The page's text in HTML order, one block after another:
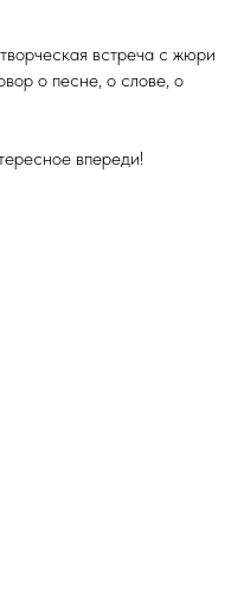
встреча с жюри
о песне, о слове, о
впереди!